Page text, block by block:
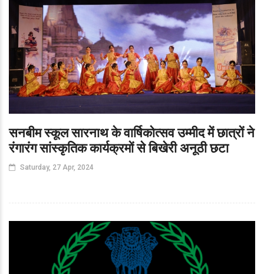
सनबीम स्कूल सारनाथ के वार्षिकोत्सव उम्मीद में छात्रों ने
रंगारंग सांस्कृतिक कार्यक्रमों से बिखेरी अनूठी छटा
Saturday, 27 Apr, 2024